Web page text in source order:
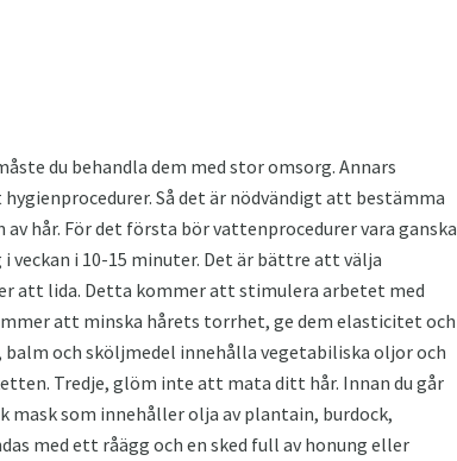
du behandla dem med stor omsorg. Annars
Så det är nödvändigt att bestämma
hår. För det första bör vattenprocedurer vara ganska
i 10-15 minuter. Det är bättre att välja
att lida. Detta kommer att stimulera arbetet med
att minska hårets torrhet, ge dem elasticitet och
och sköljmedel innehålla vegetabiliska oljor och
Tredje, glöm inte att mata ditt hår. Innan du går
som innehåller olja av plantain, burdock,
med ett råägg och en sked full av honung eller